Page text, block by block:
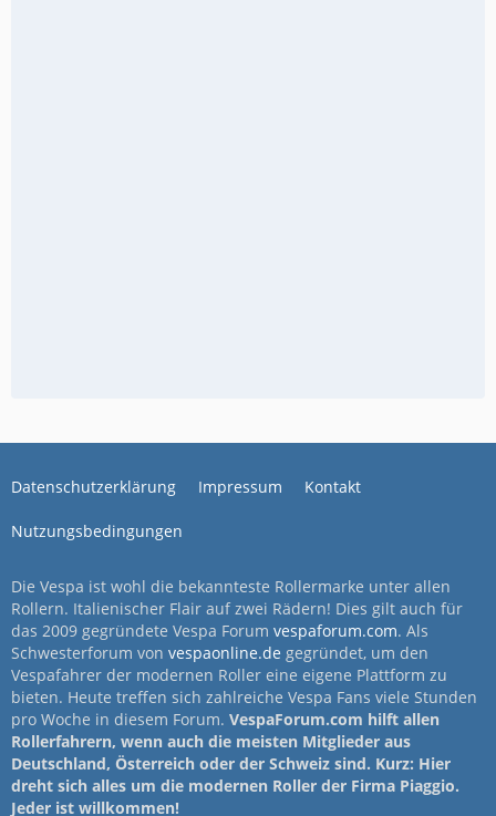
Datenschutzerklärung Impressum Kontakt
Nutzungsbedingungen
Die Vespa ist wohl die bekannteste Rollermarke unter allen
Rollern. Italienischer Flair auf zwei Rädern! Dies gilt auch für
das 2009 gegründete Vespa Forum vespaforum.com. Als
Schwesterforum von vespaonline.de gegründet, um den
Vespafahrer der modernen Roller eine eigene Plattform zu
bieten. Heute treffen sich zahlreiche Vespa Fans viele Stunden
pro Woche in diesem Forum. VespaForum.com hilft allen
Rollerfahrern, wenn auch die meisten Mitglieder aus
Deutschland, Österreich oder der Schweiz sind. Kurz: Hier
dreht sich alles um die modernen Roller der Firma Piaggio.
Jeder ist willkommen!